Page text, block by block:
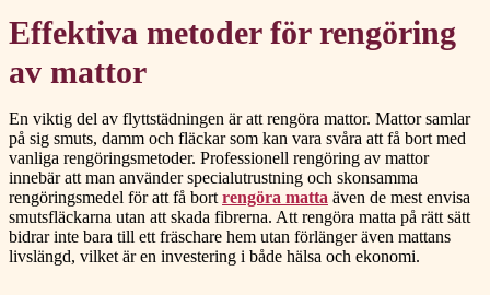
Effektiva metoder för rengöring
av mattor
En viktig del av flyttstädningen är att rengöra mattor. Mattor samlar
på sig smuts, damm och fläckar som kan vara svåra att få bort med
vanliga rengöringsmetoder. Professionell rengöring av mattor
innebär att man använder specialutrustning och skonsamma
rengöringsmedel för att få bort rengöra matta även de mest envisa
smutsfläckarna utan att skada fibrerna. Att rengöra matta på rätt sätt
bidrar inte bara till ett fräschare hem utan förlänger även mattans
livslängd, vilket är en investering i både hälsa och ekonomi.